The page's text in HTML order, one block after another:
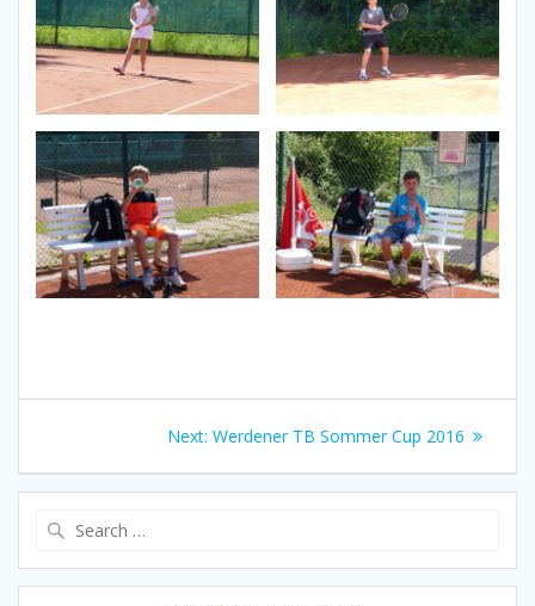
Beitragsnavigation
Next: Next
Werdener TB Sommer Cup 2016